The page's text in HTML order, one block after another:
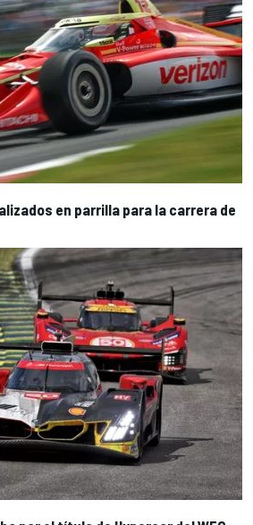
en parrilla para la carrera de